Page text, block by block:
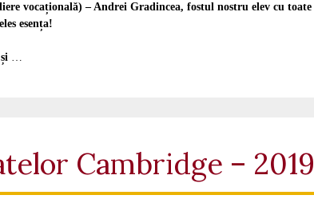
vocațională) – Andrei Gradincea, fostul nostru elev cu toate
esența!
…
Cambridge – 2019